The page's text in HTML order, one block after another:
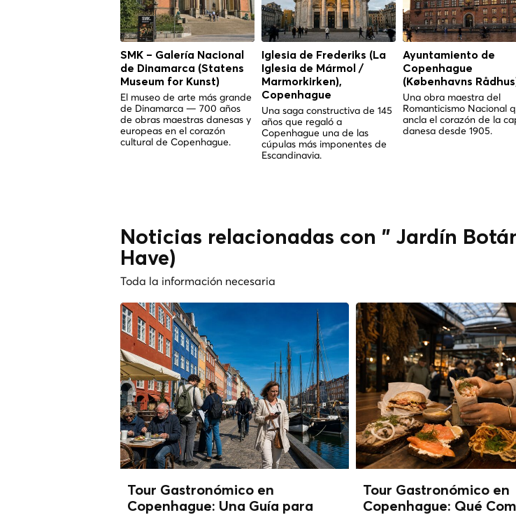
SMK – Galería Nacional
de Dinamarca (Statens
Museum for Kunst)
El museo de arte más grande
de Dinamarca — 700 años
de obras maestras danesas y
europeas en el corazón
cultural de Copenhague.
Iglesia de Frederiks (La
Iglesia de Mármol /
Marmorkirken),
Copenhague
Una saga constructiva de 145
años que regaló a
Copenhague una de las
cúpulas más imponentes de
Escandinavia.
Ayuntamiento de
Copenhague
(Københavns
Una obra maestra del
Romanticismo Nacional
ancla el corazón de la
danesa desde 1905.
Noticias relacionadas con " Jardín
Have)
Toda la información necesaria
Tour Gastronómico en
Copenhague: Una Guía para
Tour Gastronómico en
Copenhague: Qué